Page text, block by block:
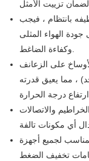
بانتظام ، فيجب
الهواء المثلى
وكفاءة الضاغط.
على الزعانف
، مما يعيق قدرته
والاتصالات
لجميع أجهزة